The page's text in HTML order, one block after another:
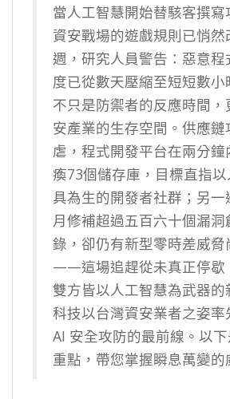
當人工智慧開始替駭客撰寫
資安戰場的遊戲規則已悄然
週，研究人員警告：惡意程
度已從數天壓縮至短短數小
不只是防禦者的反應時間，
安產業的生存空間。供應鏈
虐，程式開發平台在兩分鐘
瘓73個儲存庫，目標直指
具為生的開發者社群；另一
月修補超過五百六十個漏洞
錄，卻仍有新型零時差威脅
——這場追趕從未真正停歇
雙方皆以人工智慧為武器的
科技以台灣資安業者之姿率
AI 安全攻防的最前線。以
重點，帶您掌握瞬息萬變的